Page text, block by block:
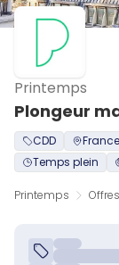
Plongeur
Printemps
CDD France
Temps plein
Printemps